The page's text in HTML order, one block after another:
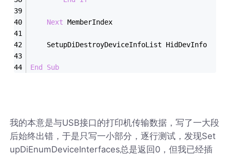
Next MemberIndex
    SetupDiDestroyDeviceInfoList HidDevInfo
End Sub
我的本意是与USB接口的打印机传输数据，写了一大段
后始终出错，于是只写一小部分，逐行测试，发现Set
upDiEnumDeviceInterfaces总是返回0，但我已经插